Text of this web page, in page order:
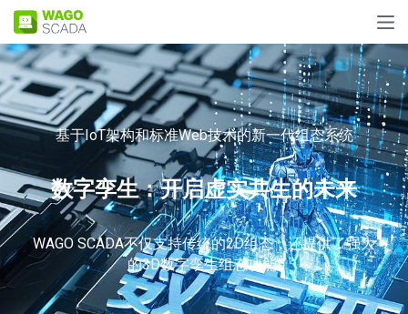
基于IoT架构和标准Web技术的新一代组态系统
数字孪生：开启虚实共生的未来
WAGO SCADA不仅支持传统的2D组态，还提供了强大
的3D数字孪生组态功能!